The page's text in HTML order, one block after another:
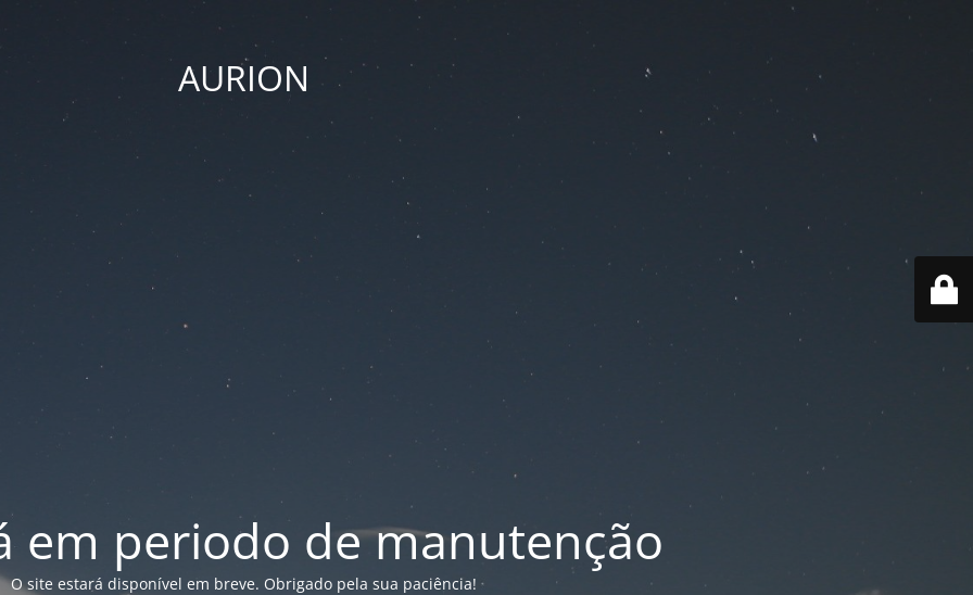
AURION
em periodo de manutenção
O site estará disponível em breve. Obrigado pela sua paciência!